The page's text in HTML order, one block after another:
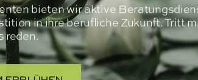
bieten wir aktive
in ihre berufliche Zukunft. Tritt
reden.